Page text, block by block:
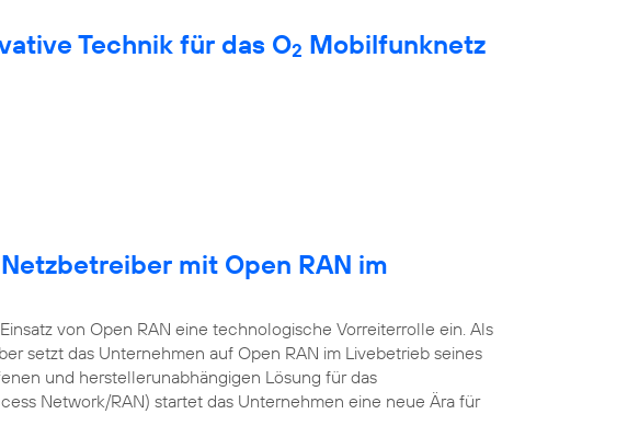
Technik für das O2 Mobilfunknetz
mit Open RAN im
von Open RAN eine technologische Vorreiterrolle ein. Als
setzt das Unternehmen auf Open RAN im Livebetrieb seines
und herstellerunabhängigen Lösung für das
Network/RAN) startet das Unternehmen eine neue Ära für